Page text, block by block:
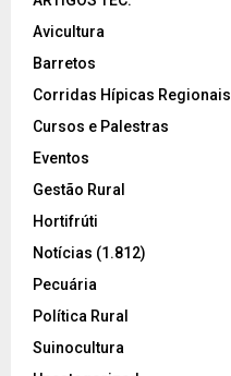
Avicultura
Barretos
Corridas Hípicas Regionais
Cursos e Palestras
Eventos
Gestão Rural
Hortifrúti
Notícias (1.812)
Pecuária
Política Rural
Suinocultura